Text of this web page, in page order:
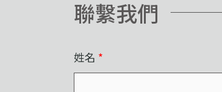
聯繫我們
姓名 *